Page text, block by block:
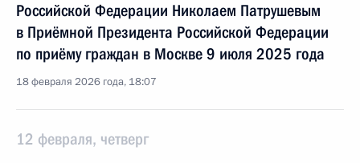
Российской Федерации Николаем Патрушевым
в Приёмной Президента Российской Федерации
по приёму граждан в Москве 9 июля 2025 года
18 февраля 2026 года, 18:07
12 февраля, четверг